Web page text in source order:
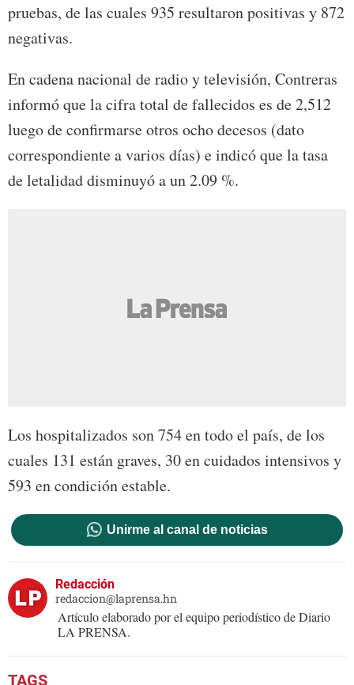
pruebas, de las cuales 935 resultaron positivas y 872
negativas.
En cadena nacional de radio y televisión, Contreras
informó que la cifra total de fallecidos es de 2,512
luego de confirmarse otros ocho decesos (dato
correspondiente a varios días) e indicó que la tasa
de letalidad disminuyó a un 2.09 %.
Los hospitalizados son 754 en todo el país, de los
cuales 131 están graves, 30 en cuidados intensivos y
593 en condición estable.
Unirme al canal de noticias
Redacción
redaccion@laprensa.hn
Artículo elaborado por el equipo periodístico de Diario
LA PRENSA.